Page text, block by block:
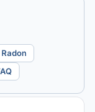
Radon